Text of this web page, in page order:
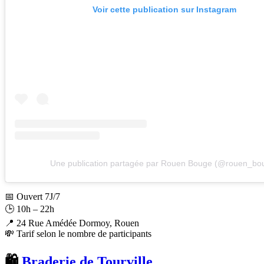
Voir cette publication sur Instagram
Une publication partagée par Rouen Bouge
📅 Ouvert 7J/7
🕒 10h – 22h
📍 24 Rue Amédée Dormoy, Rouen
💸 Tarif selon le nombre de participants